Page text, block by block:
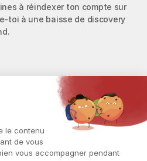
à réindexer ton compte sur
toi à une baisse de discovery